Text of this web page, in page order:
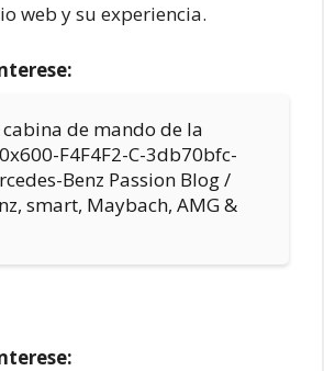
web y su experiencia.
de mando de la
F4F4F2-C-3db70bfc-
Benz Passion Blog /
smart, Maybach, AMG &